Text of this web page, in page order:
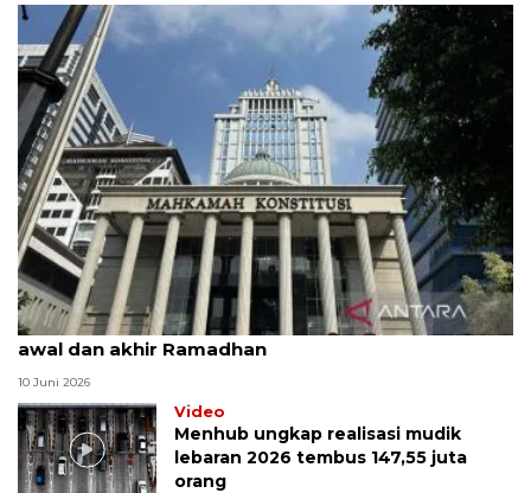
MK uji materi UU Peradilan Agama perihal isbat
awal dan akhir Ramadhan
10 Juni 2026
Video
Menhub ungkap realisasi mudik
lebaran 2026 tembus 147,55 juta
orang